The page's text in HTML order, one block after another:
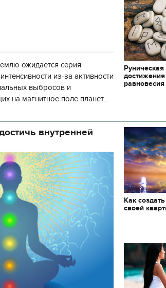
ожидается серия
из-за активности
выбросов и
на магнитное поле планеты.
равновесия
внутренней
Как
своей